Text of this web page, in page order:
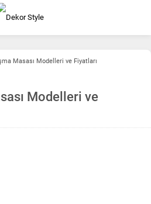
Masası Modelleri ve Fiyatları
Modelleri ve